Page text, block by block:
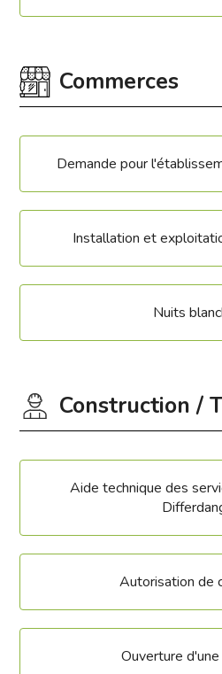
Commerces
Demande pour
Installation et
Nuits
Construction /
Aide technique des
Autorisation de
Ouverture